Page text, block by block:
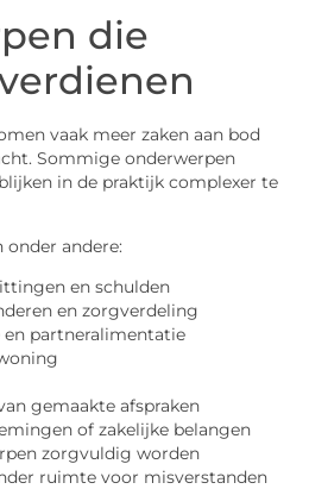
die
vaak meer zaken aan bod
Sommige onderwerpen
in de praktijk complexer te
onder andere:
en schulden
en zorgverdeling
partneralimentatie
gemaakte afspraken
of zakelijke belangen
zorgvuldig worden
ruimte voor misverstanden